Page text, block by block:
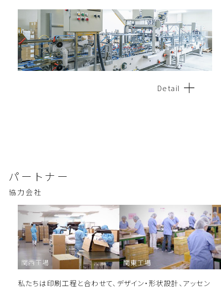
Detail
パートナー
協力会社
私たちは印刷工程と合わせて、デザイン・形状設計、アッセン